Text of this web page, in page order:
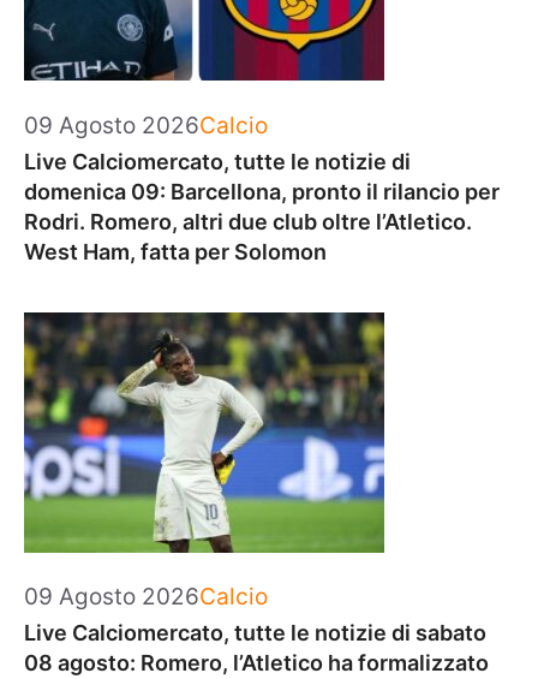
09 Agosto 2026Categorie
Calcio
Live Calciomercato, tutte le notizie di
domenica 09: Barcellona, pronto il rilancio per
Rodri. Romero, altri due club oltre l’Atletico.
West Ham, fatta per Solomon
09 Agosto 2026Categorie
Calcio
Live Calciomercato, tutte le notizie di sabato
08 agosto: Romero, l’Atletico ha formalizzato